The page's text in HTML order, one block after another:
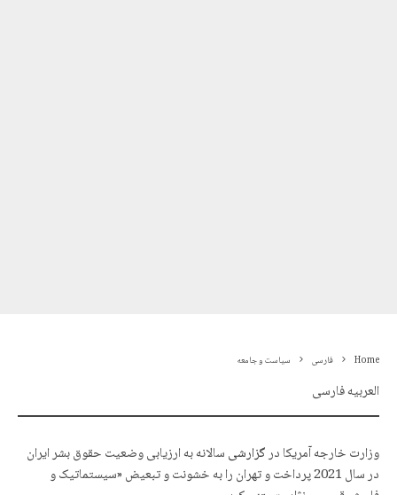
Home فارسی سیاست و جامعه
العربیه فارسی
وزارت خارجه آمریکا درگزارشیسالانه به ارزیابی وضعیت حقوق بشر ایران
در سال 2021 پرداخت و تهران را به خشونت و تبعیض «سیستماتیک و